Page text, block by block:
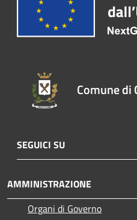
Comune di
SEGUICI SU
AMMINISTRAZIONE
Organi di Governo